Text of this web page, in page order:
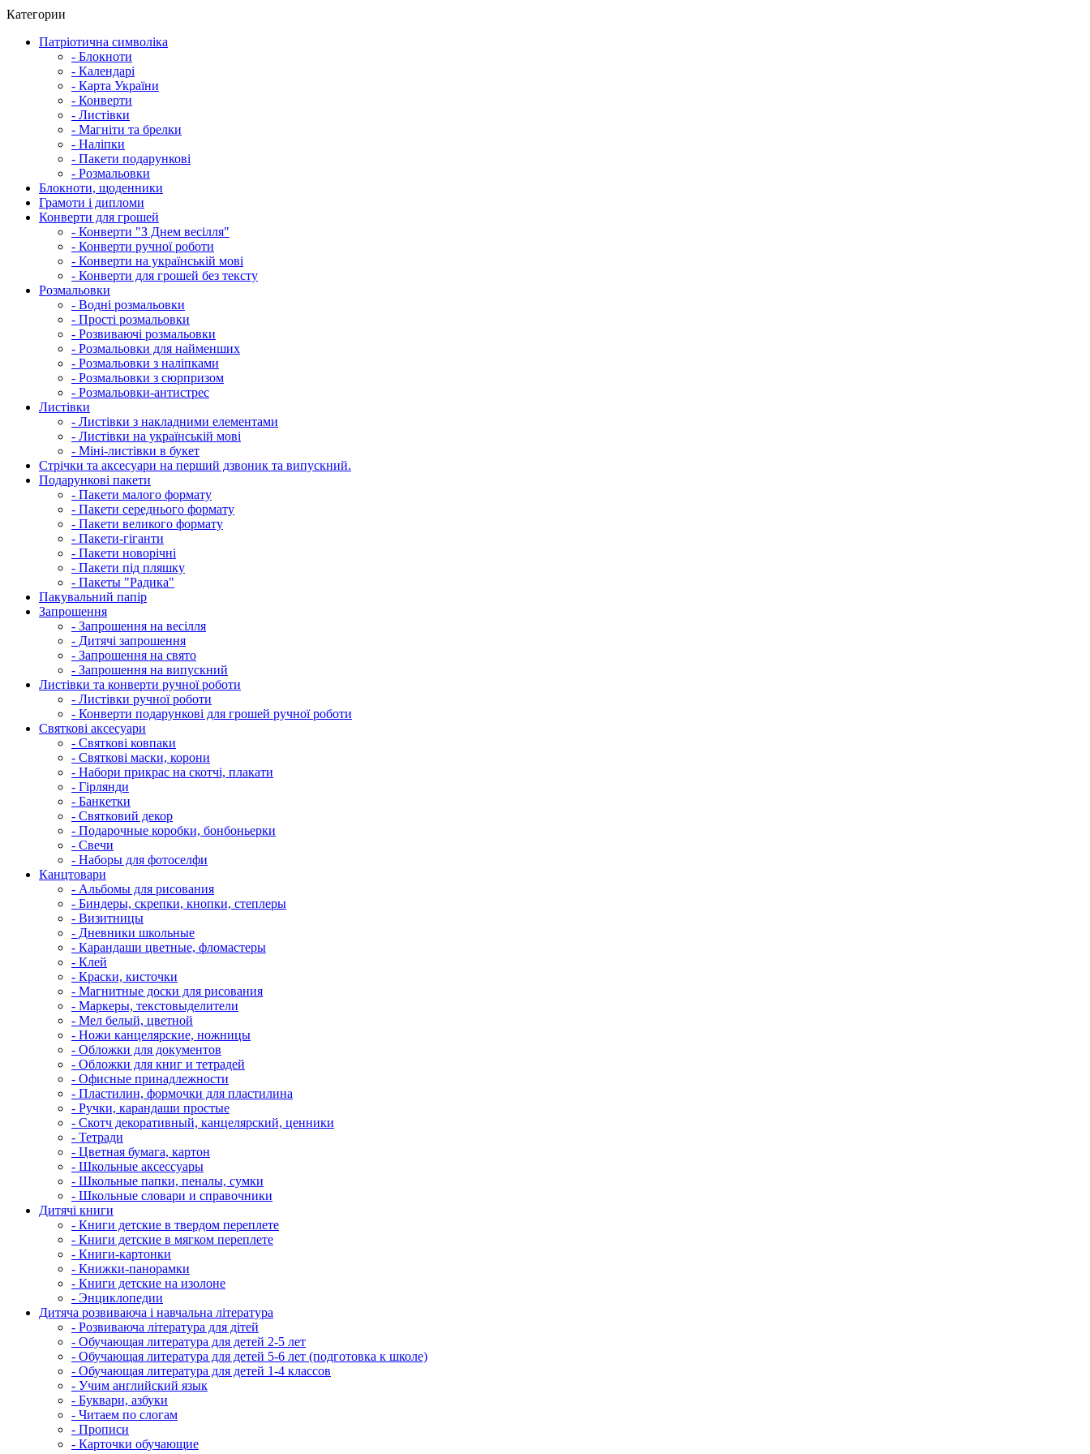
Категории
Патріотична символіка
- Блокноти
- Календарі
- Карта України
- Конверти
- Листівки
- Магніти та брелки
- Наліпки
- Пакети подарункові
- Розмальовки
Блокноти, щоденники
Грамоти і дипломи
Конверти для грошей
- Конверти "З Днем весілля"
- Конверти ручної роботи
- Конверти на українській мові
- Конверти для грошей без тексту
Розмальовки
- Водні розмальовки
- Прості розмальовки
- Розвиваючі розмальовки
- Розмальовки для найменших
- Розмальовки з наліпками
- Розмальовки з сюрпризом
- Розмальовки-антистрес
Листівки
- Листівки з накладними елементами
- Листівки на українській мові
- Міні-листівки в букет
Cтрічки та аксесуари на перший дзвоник та випускний.
Подарункові пакети
- Пакети малого формату
- Пакети середнього формату
- Пакети великого формату
- Пакети-гіганти
- Пакети новорічні
- Пакети під пляшку
- Пакеты "Радика"
Пакувальний папір
Запрошення
- Запрошення на весілля
- Дитячі запрошення
- Запрошення на свято
- Запрошення на випускний
Листівки та конверти ручної роботи
- Листівки ручної роботи
- Конверти подарункові для грошей ручної роботи
Святкові аксесуари
- Святкові ковпаки
- Святкові маски, корони
- Набори прикрас на скотчі, плакати
- Гірлянди
- Банкетки
- Святковий декор
- Подарочные коробки, бонбоньерки
- Свечи
- Наборы для фотоселфи
Канцтовари
- Альбомы для рисования
- Биндеры, скрепки, кнопки, степлеры
- Визитницы
- Дневники школьные
- Карандаши цветные, фломастеры
- Клей
- Краски, кисточки
- Магнитные доски для рисования
- Маркеры, текстовыделители
- Мел белый, цветной
- Ножи канцелярские, ножницы
- Обложки для документов
- Обложки для книг и тетрадей
- Офисные принадлежности
- Пластилин, формочки для пластилина
- Ручки, карандаши простые
- Скотч декоративный, канцелярский, ценники
- Тетради
- Цветная бумага, картон
- Школьные аксессуары
- Школьные папки, пеналы, сумки
- Школьные словари и справочники
Дитячі книги
- Книги детские в твердом переплете
- Книги детские в мягком переплете
- Книги-картонки
- Книжки-панорамки
- Книги детские на изолоне
- Энциклопедии
Дитяча розвиваюча і навчальна література
- Розвиваюча література для дітей
- Обучающая литература для детей 2-5 лет
- Обучающая литература для детей 5-6 лет (подготовка к школе)
- Обучающая литература для детей 1-4 классов
- Учим английский язык
- Буквари, азбуки
- Читаем по слогам
- Прописи
- Карточки обучающие